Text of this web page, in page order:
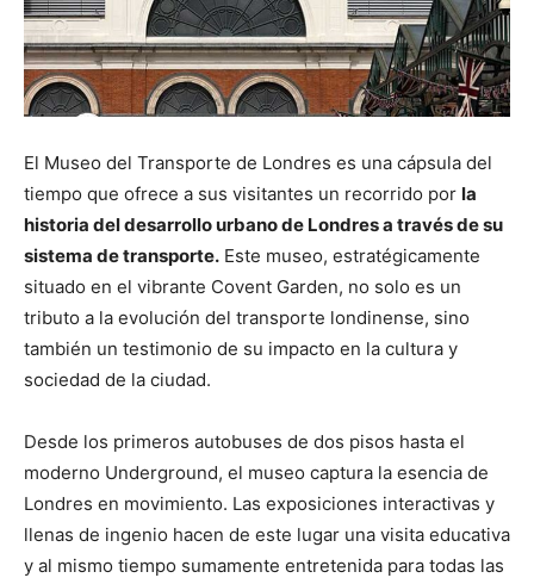
El Museo del Transporte de Londres es una cápsula del
tiempo que ofrece a sus visitantes un recorrido por la
historia del desarrollo urbano de Londres a través de su
sistema de transporte. Este museo, estratégicamente
situado en el vibrante Covent Garden, no solo es un
tributo a la evolución del transporte londinense, sino
también un testimonio de su impacto en la cultura y
sociedad de la ciudad.
Desde los primeros autobuses de dos pisos hasta el
moderno Underground, el museo captura la esencia de
Londres en movimiento. Las exposiciones interactivas y
llenas de ingenio hacen de este lugar una visita educativa
y al mismo tiempo sumamente entretenida para todas las